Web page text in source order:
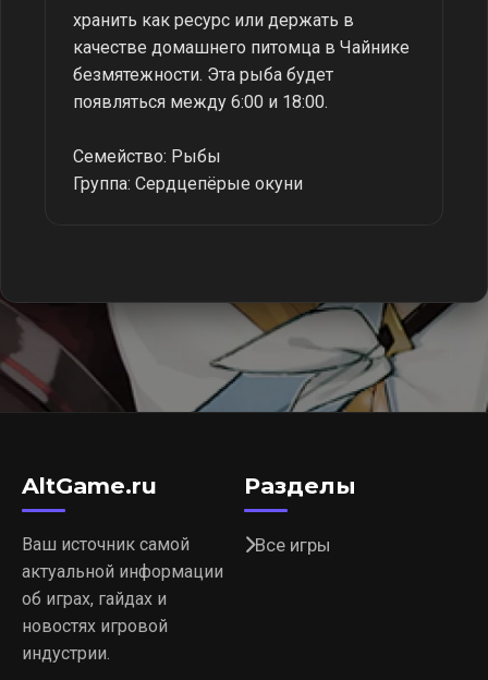
хранить как ресурс или держать в
качестве домашнего питомца в Чайнике
безмятежности. Эта рыба будет
появляться между 6:00 и 18:00.
Семейство: Рыбы
Группа: Сердцепёрые окуни
AltGame.ru
Ваш источник самой
актуальной информации
об играх, гайдах и
новостях игровой
индустрии.
Разделы
Все игры